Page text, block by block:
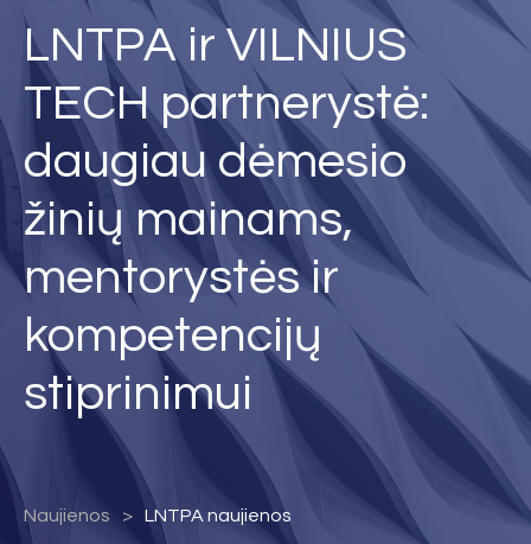
LNTPA ir VILNIUS
TECH partnerystė:
daugiau dėmesio
žinių mainams,
mentorystės ir
kompetencijų
stiprinimui
Naujienos LNTPA naujienos